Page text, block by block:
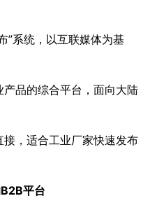
”系统，以互联媒体为基
产品的综合平台，面向大陆
，适合工业厂家快速发布
平台